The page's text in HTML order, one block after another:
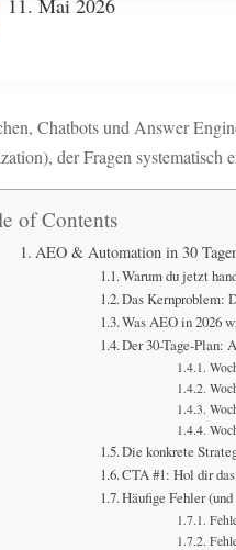
11. Mai 2026
Chatbots und Answer
der Fragen systematisch
of Contents
AEO & Automation in 30
Warum du jetzt
Das Kernproblem:
Was AEO in 2026
Der 30-Tage-Plan:
Die konkrete
CTA #1: Hol dir
Häufige Fehler